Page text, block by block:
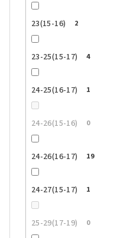
23(15-16) 2
23-25(15-17) 4
24-25(16-17) 1
24-26(15-16) 0
24-26(16-17) 19
24-27(15-17) 1
25-29(17-19) 0